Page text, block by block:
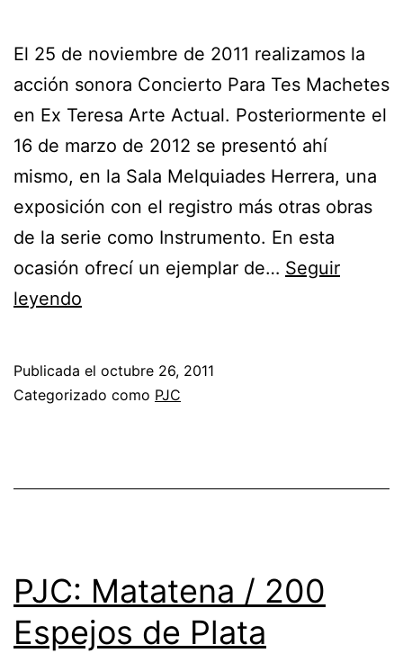
El 25 de noviembre de 2011 realizamos la
acción sonora Concierto Para Tes Machetes
en Ex Teresa Arte Actual. Posteriormente el
16 de marzo de 2012 se presentó ahí
mismo, en la Sala Melquiades Herrera, una
exposición con el registro más otras obras
de la serie como Instrumento. En esta
ocasión ofrecí un ejemplar de… Seguir
leyendo
Publicada el octubre 26, 2011
Categorizado como PJC
PJC: Matatena / 200
Espejos de Plata